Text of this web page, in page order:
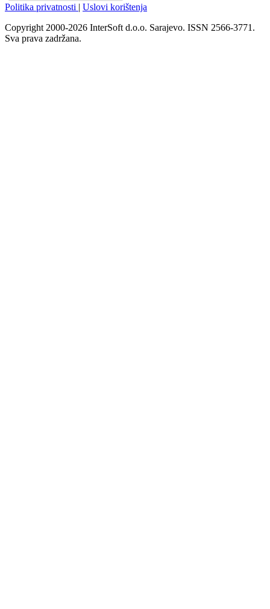
Politika privatnosti
Uslovi korištenja
Copyright 2000-2026 InterSoft d.o.o. Sarajevo. ISSN 2566-3771.
Sva prava zadržana.